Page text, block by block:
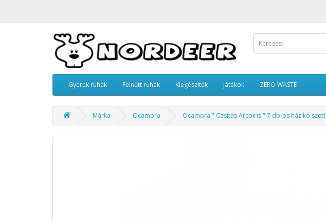
Gyerek ruhák Felnőtt ruhák Kiegészítők Játékok ZERO WASTE
Márka Ocamora Ocamora " Casitas Arcoiris " 7 db-os házikó szett